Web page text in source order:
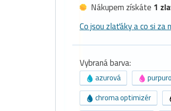
Nákupem získáte 1
Co jsou zlaťáky a co si za
Vybraná barva:
azurová
chroma optimizér